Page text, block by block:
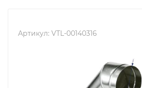
Артикул: VTL-00140316